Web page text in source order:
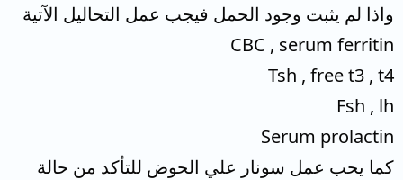
واذا لم يثبت وجود الحمل فيجب عمل التحاليل الآتية
CBC , serum ferritin
Tsh , free t3 , t4
Fsh , lh
Serum prolactin
كما يحب عمل سونار علي الحوض للتأكد من حالة